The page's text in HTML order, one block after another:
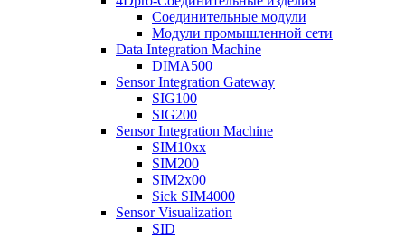
Соединительные модули
Модули промышленной сети
Data Integration Machine
DIMA500
Sensor Integration Gateway
SIG100
SIG200
Sensor Integration Machine
SIM10xx
SIM200
SIM2x00
Sick SIM4000
Sensor Visualization
SID